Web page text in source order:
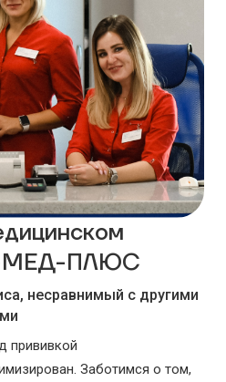
МЕД-ПЛЮС
несравнимый с другими
прививкой
Заботимся о том,